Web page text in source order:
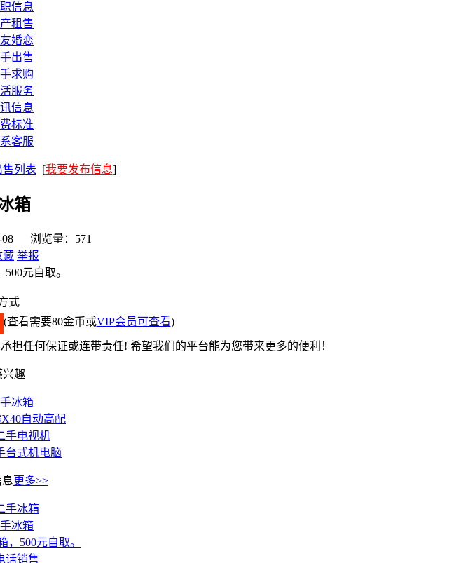
信息
租售
婚恋
出售
求购
服务
信息
标准
客服
售列表 [我要发布信息]
箱
08 浏览量：571
藏 举报
元自取。
式
(查看需要80金币或VIP会员可查看)
担任何保证或连带责任! 希望我们的平台能为您带来更多的便利！
兴趣
冰箱
自动高配
手电视机
台式机电脑
更多>>
冰箱
，500元自取。